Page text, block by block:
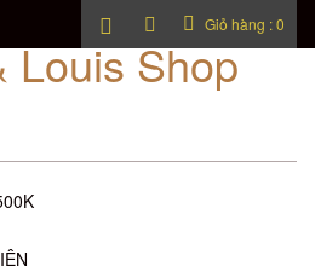
Giỏ hàng :0